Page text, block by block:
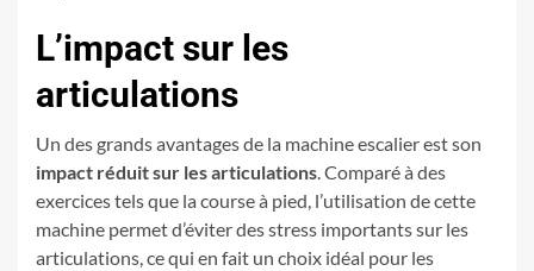
L’impact sur les
articulations
Un des grands avantages de la machine escalier est son
impact réduit sur les articulations. Comparé à des
exercices tels que la course à pied, l’utilisation de cette
machine permet d’éviter des stress importants sur les
articulations, ce qui en fait un choix idéal pour les